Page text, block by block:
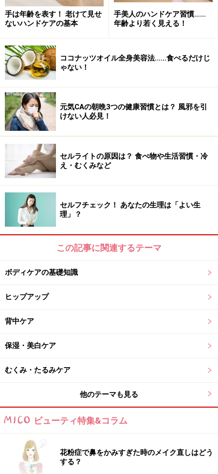
きがあるとのこと。
骨盤は家にたとえるなら、「土台」のようなもの。
「冷え」や「肩こり」「腰痛」など、病院に行くほどで
はないカラダの不調、これを「
が、これらは「
も多いとか。
ですから、骨盤のゆがみをとる、あるいは「ゆがまな
い」ような生活をすることがカラダにとって非常に重
要、とはよく耳にすることです。
「健康になるためなら死んでもいい！」というほどの
「健康オタク」の私。これに飛びつかないわけがありま
せん。
さっそく家でも着物を着る生活を始めました。
すると、
これがなかなか調子がいいのです！
では、私が家で着物を着るようになってから起きた変化
【体調面】での変化
一、お通じがよくなった！
腰紐を結ぶことにより、開いた骨盤を締めるので、骨盤
の中にある大腸が押されて刺激されるからでしょうか、
それまで便秘がちだったのですが、お通じがよくなりま
した。
二、冷え症が改善された！
実は私はすごーく寒がりだったのですが、普段着を着物
にしたら寒さを感じなくなりました。
おそらくですが、着物を着ると背筋がシャンとし、肩甲
骨の間にある褐色脂肪酸が刺激され、脂肪が燃焼するか
らではないでしょうか。
手は年齢を表す！ 老けて見せ
ないハンドケアの基本
手美人のハンドケア習慣……
年齢より若く見える！
ココナッツオイル全身美容法……食べるだけじ
ゃない！
元気CAの朝晩3つの健康習慣とは？ 風邪を引
けない人必見！
セルライトの原因は？ 食べ物や生活習慣・冷
え・むくみなど
セルフチェック！ あなたの生理は「よい生
理」？
この記事に関連するテーマ
ボディケアの基礎知識
ヒップアップ
背中ケア
保湿・美白ケア
むくみ・たるみケア
他のテーマも見る
ビューティ特集&コラム
花粉症で鼻をかみすぎた時のメイク直しはどう
する？